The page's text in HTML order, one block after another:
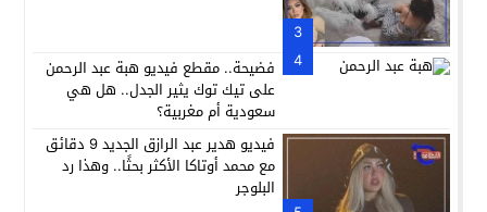
3
4
فضيحة.. مقطع فيديو هبة عبد الرحمن
على تيك توك يثير الجدل.. هل هي
سعودية أم مغربية؟
فيديو هدير عبد الرازق الجديد 9 دقائق
مع محمد أوتاكا الأكثر بحثًا.. وهذا رد
البلوجر